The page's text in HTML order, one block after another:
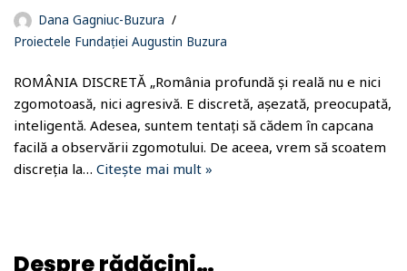
Dana Gagniuc-Buzura
Proiectele Fundației Augustin Buzura
ROMÂNIA DISCRETĂ „România profundă și reală nu e nici
zgomotoasă, nici agresivă. E discretă, așezată, preocupată,
inteligentă. Adesea, suntem tentați să cădem în capcana
facilă a observării zgomotului. De aceea, vrem să scoatem
discreția la… Citește mai mult »
Despre rădăcini…